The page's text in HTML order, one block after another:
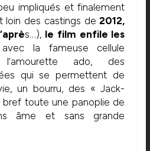
impliqués et finalement
loin des castings de2012,
s…), le film enfile les
avec la fameuse cellule
ado, des
qui se permettent de
un bourru, des « Jack-
bref toute une panoplie de
âme et sans grande